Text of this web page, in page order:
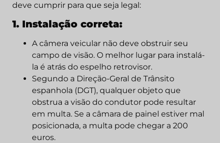
deve cumprir para que seja legal:
1. Instalação correta:
A câmera veicular não deve obstruir seu
campo de visão. O melhor lugar para instalá-
la é atrás do espelho retrovisor.
Segundo a Direção-Geral de Trânsito
espanhola (DGT), qualquer objeto que
obstrua a visão do condutor pode resultar
em multa. Se a câmara de painel estiver mal
posicionada, a multa pode chegar a 200
euros.